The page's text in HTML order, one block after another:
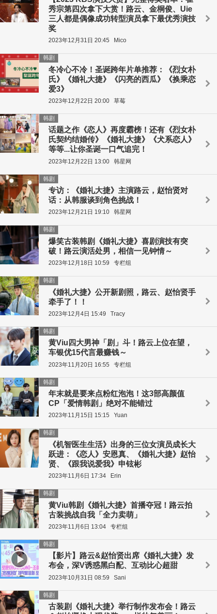
秀宗第四次拿下大赏！路云、金桐俊、Uie
三人都是偶像成功转型演员拿下最优秀演技
奖
2023年12月31日 20:45 Mico
冬冷心不冷！圣诞跨年片单推荐：《烈女朴
氏》《婚礼大捷》《闪亮的西瓜》《换乘恋
爱3》
韩剧
2023年12月22日 20:00 草莓
话题之作《恋人》再度霸榜！还有《烈女朴
氏契约结婚传》《婚礼大捷》《犬系恋人》
等等...让你圣诞一口气追完！
韩剧
2023年12月22日 13:00 韩星网
专访：《婚礼大捷》主演路云，赵怡贤对
话：从韩服谈到角色挑战！
韩剧
2023年12月21日 19:10 韩星网
爆笑古装韩剧《婚礼大捷》喜剧演技有突
破！路云演活处男，相信一见钟情～
韩剧
2023年12月18日 10:59 专栏组
《婚礼大捷》公开新剧照，路云、赵怡贤手
牵手了！！
韩剧
2023年12月4日 15:49 Tracy
黄Viu四大男神「剧」斗！路云上位在望，
车银优15代言最赚钱～
韩剧
2023年11月20日 16:55 专栏组
年末就是要来点粉红泡泡！这3部高颜值
CP「爱情韩剧」绝对不能错过
韩剧
2023年11月15日 15:15 Yuan
《机智医生生活》出身的三位女演员成长大
跃进：《恋人》安恩真、《婚礼大捷》赵怡
贤、《跟我说爱我》申铉彬
韩剧
2023年11月6日 17:34 Erin
黄Viu韩剧《婚礼大捷》首播夺冠！路云拍
古装挑战自我「全力卖萌」
韩剧
2023年11月6日 13:04 专栏组
【影片】路云&赵怡贤出席《婚礼大捷》发
布会，深V诱惑黑白配、互动比心超甜
韩剧
2023年10月31日 08:59 Sani
古装剧《婚礼大捷》举行制作发布会！路云
韩剧